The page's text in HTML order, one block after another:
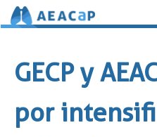
contenido
GECP y
por